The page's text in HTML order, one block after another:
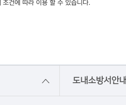
조건에 따라 이용 할 수 있습니다.
도내소방서안내